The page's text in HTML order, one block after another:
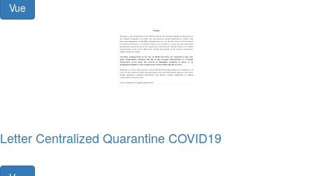
Vue
Letter Centralized Quarantine COVID19